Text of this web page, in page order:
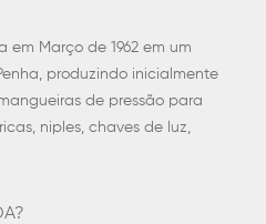
Março de 1962 em um
produzindo inicialmente
de pressão para
niples, chaves de luz,